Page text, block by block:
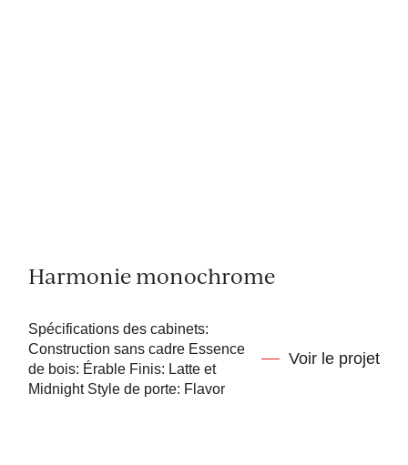
Harmonie monochrome
Spécifications des cabinets:
Construction sans cadre Essence
de bois: Érable Finis: Latte et
Midnight Style de porte: Flavor
Voir le projet